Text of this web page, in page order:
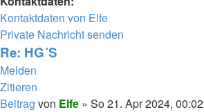
Kontaktdaten von Elfe
Private Nachricht senden
Re: HG´S
Melden
Zitieren
Beitrag von Elfe » So 21. Apr 2024, 00:02